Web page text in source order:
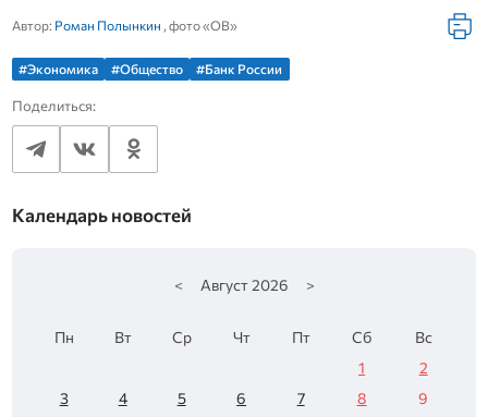
Автор: Роман Полынкин , фото «ОВ»
#Экономика #Общество #Банк России
Поделиться:
Календарь новостей
< Август 2026 >
Пн Вт Ср Чт Пт Сб
Вс
1
2
3
4 5 6 7 8
9